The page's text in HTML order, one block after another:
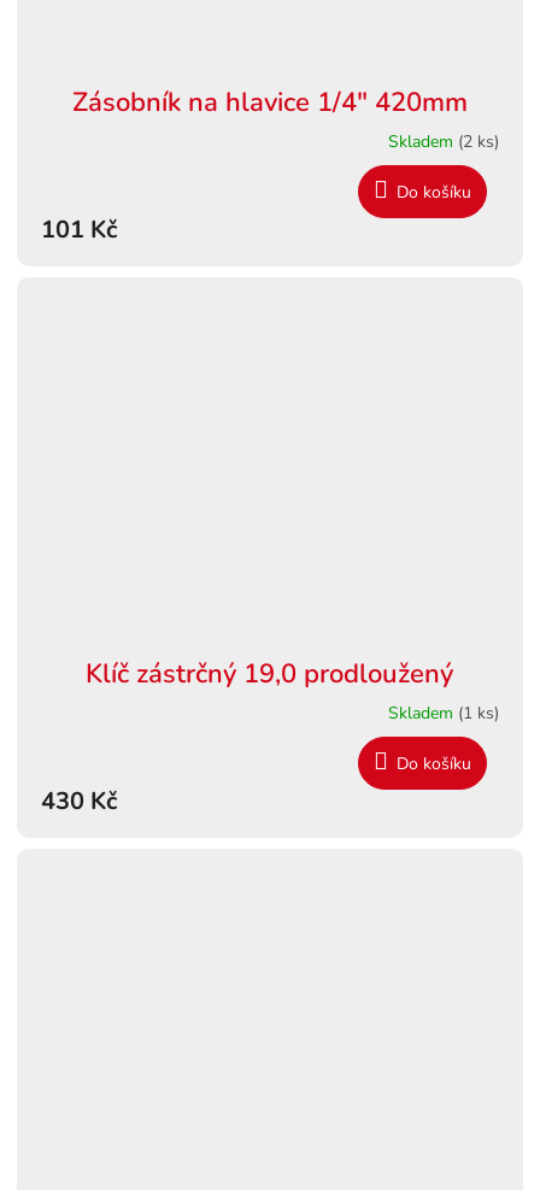
Zásobník na hlavice 1/4" 420mm
Skladem (2 ks)
101 Kč
Do košíku
Klíč zástrčný 19,0 prodloužený
Skladem (1 ks)
430 Kč
Do košíku